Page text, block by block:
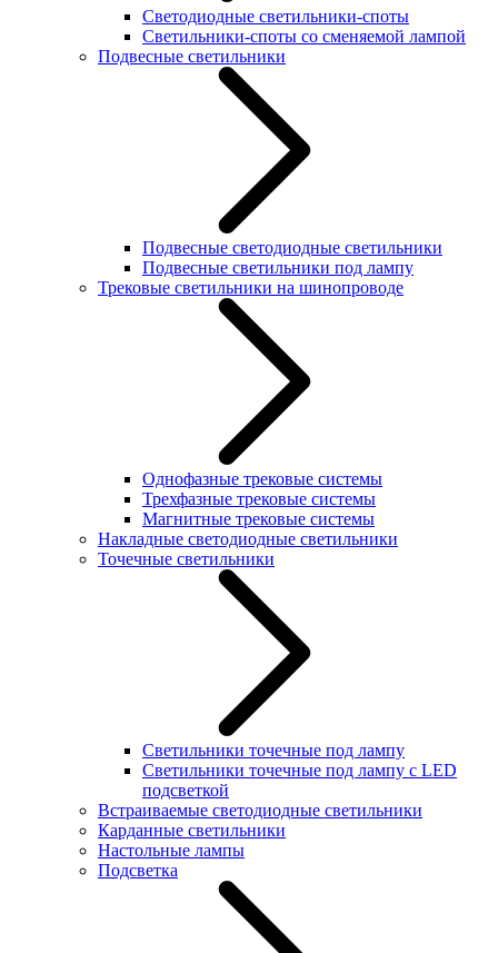
Светодиодные светильники-споты
Светильники-споты со сменяемой лампой
Подвесные светильники
Подвесные светодиодные светильники
Подвесные светильники под лампу
Трековые светильники на шинопроводе
Однофазные трековые системы
Трехфазные трековые системы
Магнитные трековые системы
Накладные светодиодные светильники
Точечные светильники
Светильники точечные под лампу
Светильники точечные под лампу с LED
подсветкой
Встраиваемые светодиодные светильники
Карданные светильники
Настольные лампы
Подсветка